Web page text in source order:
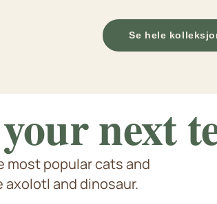
Se hele
next
most popular cats and
and dinosaur.
puppies